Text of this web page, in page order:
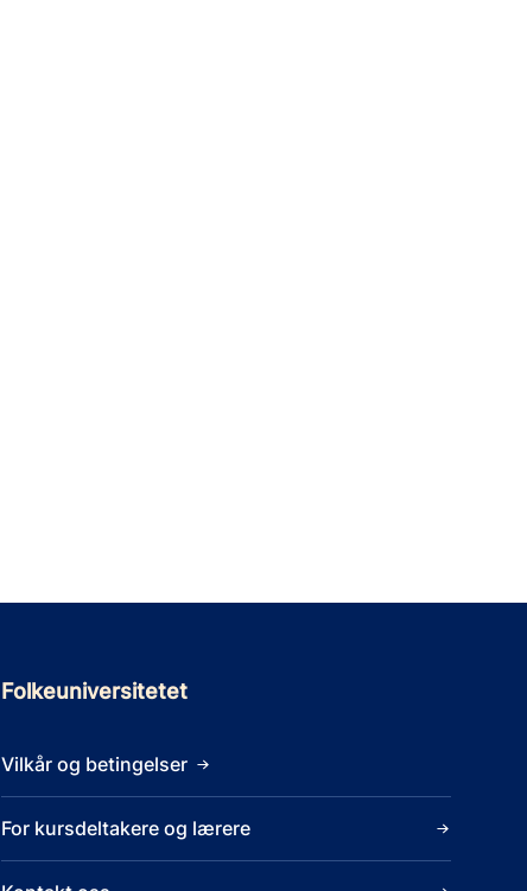
Folkeuniversitetet
Vilkår og betingelser
For kursdeltakere og lærere